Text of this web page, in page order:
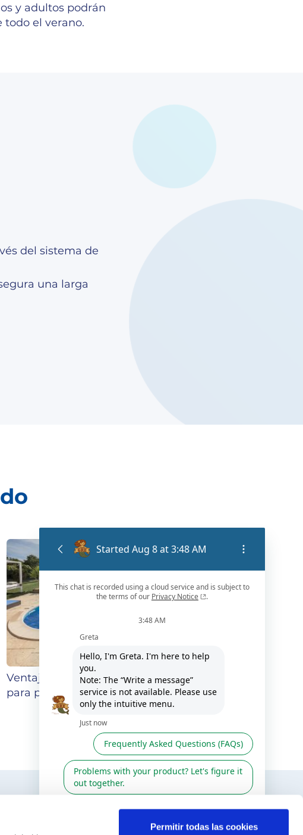
Permitir todas las cookies
y adultos podrán
todo el verano.
del sistema de
una larga
Ventajas de usar las cubiertas
para piscinas
SÍGUENOS EN